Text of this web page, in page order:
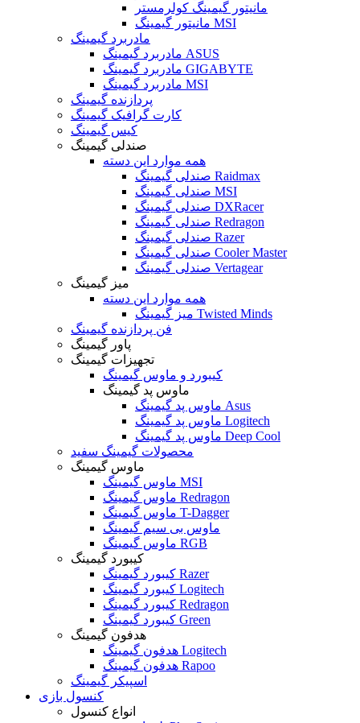
مانیتور گیمینگ کولرمستر
مانیتور گیمینگ MSI
مادربرد گیمینگ
مادربرد گیمینگ ASUS
مادربرد گیمینگ GIGABYTE
مادربرد گیمینگ MSI
پردازنده گیمینگ
کارت گرافیک گیمینگ
کیس گیمینگ
صندلی گیمینگ
همه موارد این دسته
صندلی گیمینگ Raidmax
صندلی گیمینگ MSI
صندلی گیمینگ DXRacer
صندلی گیمینگ Redragon
صندلی گیمینگ Razer
صندلی گیمینگ Cooler Master
صندلی گیمینگ Vertagear
میز گیمینگ
همه موارد این دسته
میز گیمینگ Twisted Minds
فن پردازنده گیمینگ
پاور گیمینگ
تجهیزات گیمینگ
کیبورد و ماوس گیمینگ
ماوس پد گیمینگ
ماوس پد گیمینگ Asus
ماوس پد گیمینگ Logitech
ماوس پد گیمینگ Deep Cool
محصولات گیمینگ سفید
ماوس گیمینگ
ماوس گیمینگ MSI
ماوس گیمینگ Redragon
ماوس گیمینگ T-Dagger
ماوس بی سیم گیمینگ
ماوس گیمینگ RGB
کیبورد گیمینگ
کیبورد گیمینگ Razer
کیبورد گیمینگ Logitech
کیبورد گیمینگ Redragon
کیبورد گیمینگ Green
هدفون گیمینگ
هدفون گیمینگ Logitech
هدفون گیمینگ Rapoo
اسپیکر گیمینگ
کنسول بازی
انواع کنسول